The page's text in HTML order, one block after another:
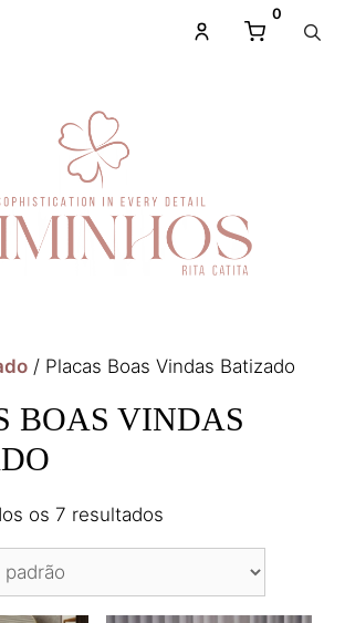
0
/ Placas Boas Vindas Batizado
BOAS VINDAS
os 7 resultados